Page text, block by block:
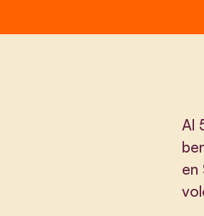
Al
en